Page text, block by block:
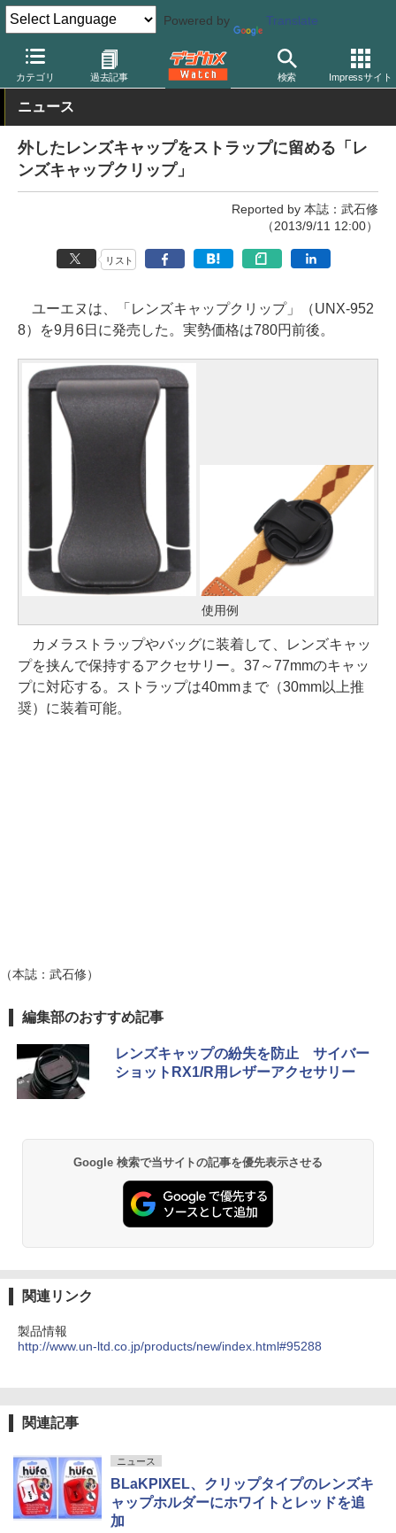
Powered by Translate
カテゴリ 過去記事 検索 Impressサイト
デジカメ Watch その他
ニュース
外したレンズキャップをストラップに留める「レ
ンズキャップクリップ」
Reported by 本誌：武石修
（2013/9/11 12:00）
リスト
ユーエヌは、「レンズキャップクリップ」（UNX-952
8）を9月6日に発売した。実勢価格は780円前後。
使用例
カメラストラップやバッグに装着して、レンズキャッ
プを挟んで保持するアクセサリー。37～77mmのキャッ
プに対応する。ストラップは40mmまで（30mm以上推
奨）に装着可能。
（本誌：武石修）
編集部のおすすめ記事
レンズキャップの紛失を防止 サイバー
ショットRX1/R用レザーアクセサリー
Google 検索で当サイトの記事を優先表示させる
関連リンク
製品情報
http://www.un-ltd.co.jp/products/new/index.html#95288
関連記事
ニュース
BLaKPIXEL、クリップタイプのレンズキ
ャップホルダーにホワイトとレッドを追
加